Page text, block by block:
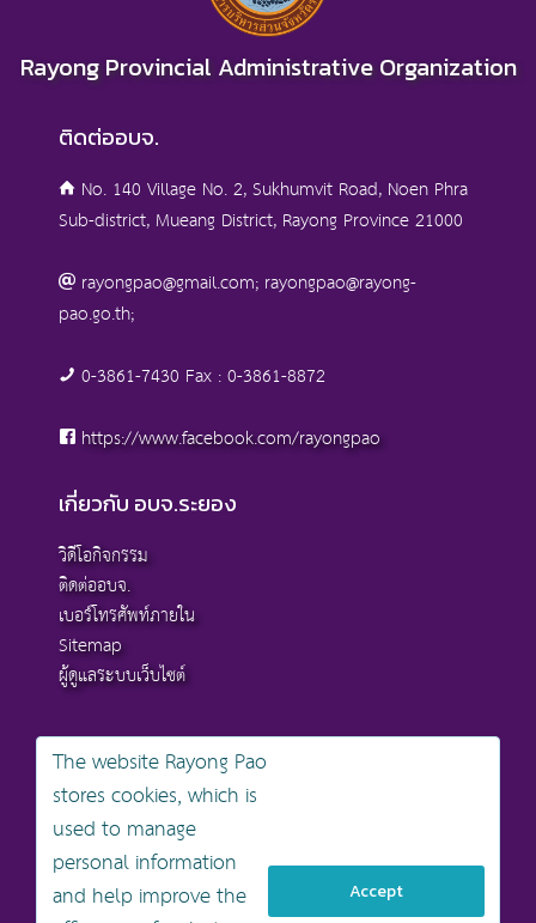
Rayong Provincial Administrative Organization
ติดต่ออบจ.
No. 140 Village No. 2, Sukhumvit Road, Noen Phra
Sub-district, Mueang District, Rayong Province 21000
rayongpao@gmail.com; rayongpao@rayong-
pao.go.th;
0-3861-7430 Fax : 0-3861-8872
https://www.facebook.com/rayongpao
เกี่ยวกับ อบจ.ระยอง
วิดีโอกิจกรรม
ติดต่ออบจ.
เบอร์โทรศัพท์ภายใน
Sitemap
ผู้ดูแลระบบเว็บไซต์
สงวนลิขสิทธิ์ © 2568 , องค์การบริหารส่วนจังหวัดระยอง
นโยบายการคุ้มครองข้อมูลส่วนบุคคล
นโยบายการรักษาความมั่นคงปลอดภัยเว็บไซต์
นโยบายเว็บไซต์ขององค์การบริหารส่วนจังหวัดระยอง
The website Rayong Pao
stores cookies, which is
used to manage
personal information
and help improve the
Accept